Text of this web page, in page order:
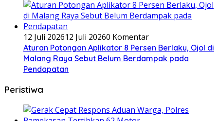
12 Juli 202612 Juli 20260 Komentar
Aturan Potongan Aplikator 8 Persen Berlaku, Ojol di
Malang Raya Sebut Belum Berdampak pada
Pendapatan
Peristiwa